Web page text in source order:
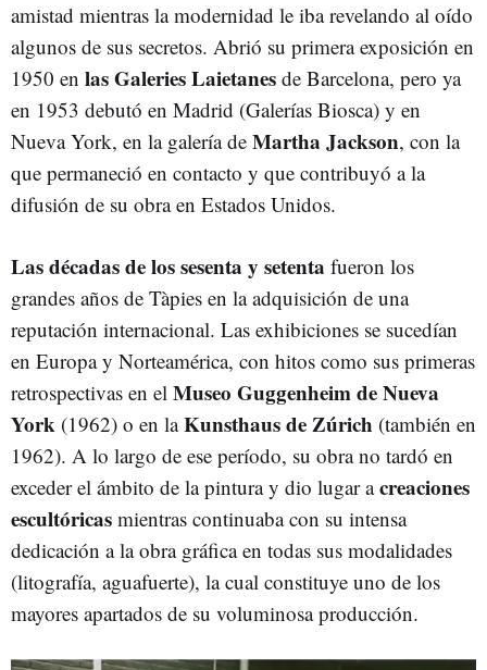
amistad mientras la modernidad le iba revelando al oído
algunos de sus secretos. Abrió su primera exposición en
1950 en las Galeries Laietanes de Barcelona, pero ya
en 1953 debutó en Madrid (Galerías Biosca) y en
Nueva York, en la galería de Martha Jackson, con la
que permaneció en contacto y que contribuyó a la
difusión de su obra en Estados Unidos.
Las décadas de los sesenta y setenta fueron los
grandes años de Tàpies en la adquisición de una
reputación internacional. Las exhibiciones se sucedían
en Europa y Norteamérica, con hitos como sus primeras
retrospectivas en el Museo Guggenheim de Nueva
York (1962) o en laKunsthaus de Zúrich (también en
1962). A lo largo de ese período, su obra no tardó en
exceder el ámbito de la pintura y dio lugar acreaciones
escultóricas mientras continuaba con su intensa
dedicación a la obra gráfica en todas sus modalidades
(litografía, aguafuerte), la cual constituye uno de los
mayores apartados de su voluminosa producción.